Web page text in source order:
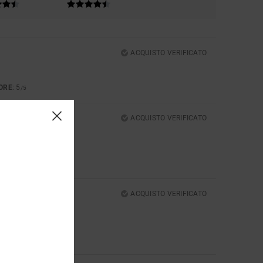
ACQUISTO VERIFICATO
: 5 /5
ACQUISTO VERIFICATO
ACQUISTO VERIFICATO